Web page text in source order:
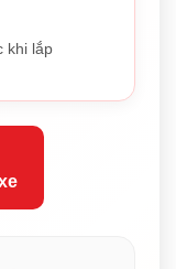
khi lắp